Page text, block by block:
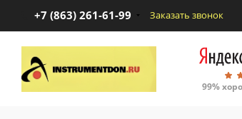
+7 (863) 261-61-99 Заказать звонок
99%